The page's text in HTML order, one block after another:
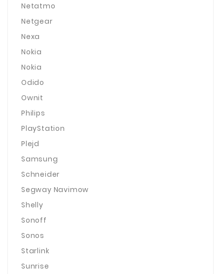
Netatmo
Netgear
Nexa
Nokia
Nokia
Odido
Ownit
Philips
PlayStation
Plejd
Samsung
Schneider
Segway Navimow
Shelly
Sonoff
Sonos
Starlink
Sunrise